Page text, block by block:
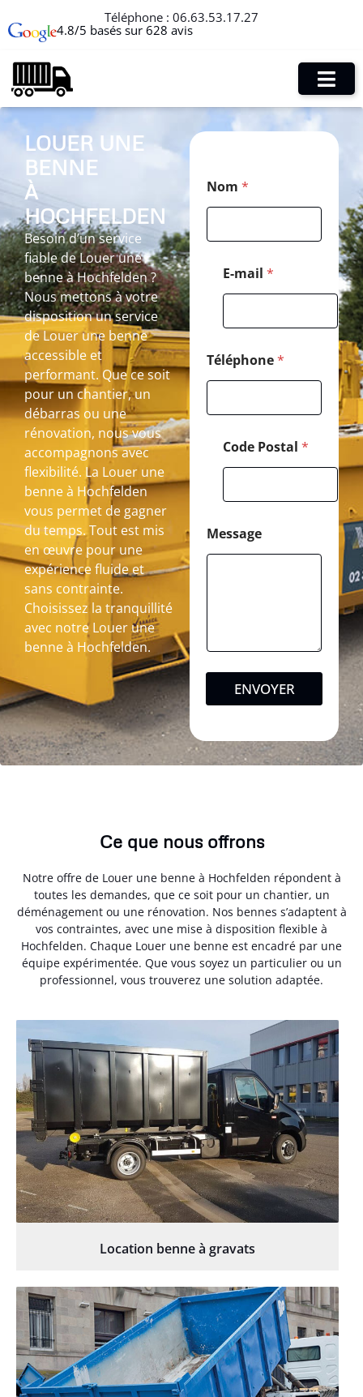
Téléphone : 06.63.53.17.27
4.8/5 basés sur 628 avis
LOUER UNE
BENNE
À
HOCHFELDEN
Besoin d’un service
fiable de Louer une
benne à Hochfelden ?
Nous mettons à votre
disposition un service
de Louer une benne
accessible et
performant. Que ce soit
pour un chantier, un
débarras ou une
rénovation, nous vous
accompagnons avec
flexibilité. La Louer une
benne à Hochfelden
vous permet de gagner
du temps. Tout est mis
en œuvre pour une
expérience fluide et
sans contrainte.
Choisissez la tranquillité
avec notre Louer une
benne à Hochfelden.
o
s
a
Nom *
E-mail *
Téléphone*
Code Postal *
Message
ENVOYER
Ce que nous offrons
Notre offre de Louer une benne à Hochfelden répondent à
toutes les demandes, que ce soit pour un chantier, un
déménagement ou une rénovation. Nos bennes s’adaptent à
vos contraintes, avec une mise à disposition flexible à
Hochfelden. Chaque Louer une benne est encadré par une
équipe expérimentée. Que vous soyez un particulier ou un
professionnel, vous trouverez une solution adaptée.
Location benne à gravats